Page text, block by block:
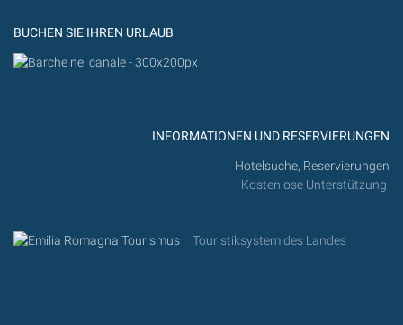
BUCHEN SIE IHREN URLAUB
INFORMATIONEN UND RESERVIERUNGEN
Hotelsuche, Reservierungen
Kostenlose Unterstützung
Touristiksystem des Landes